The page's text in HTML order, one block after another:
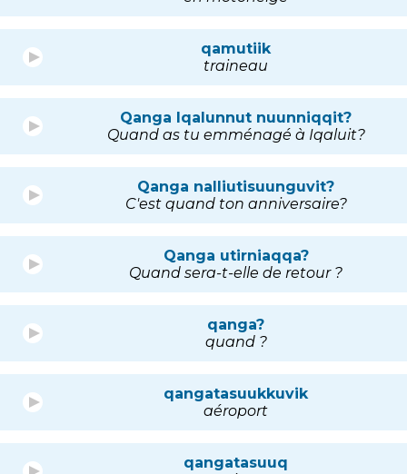
qamutiik
traineau
Qanga Iqalunnut nuunniqqit?
Quand as tu emménagé à Iqaluit?
Qanga nalliutisuunguvit?
C'est quand ton anniversaire?
Qanga utirniaqqa?
Quand sera-t-elle de retour ?
qanga?
quand ?
qangatasuukkuvik
aéroport
qangatasuuq